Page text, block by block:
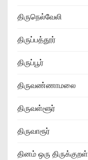
திருநெல்வேலி
திருப்பத்தூர்
திருப்பூர்
திருவண்ணாமலை
திருவள்ளூர்
திருவாரூர்
தினம் ஒரு திருக்குறள்